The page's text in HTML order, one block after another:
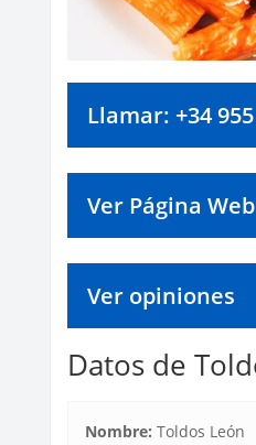
Llamar: +34 955
Ver Página Web
Ver opiniones
Datos de
Nombre: Toldos León